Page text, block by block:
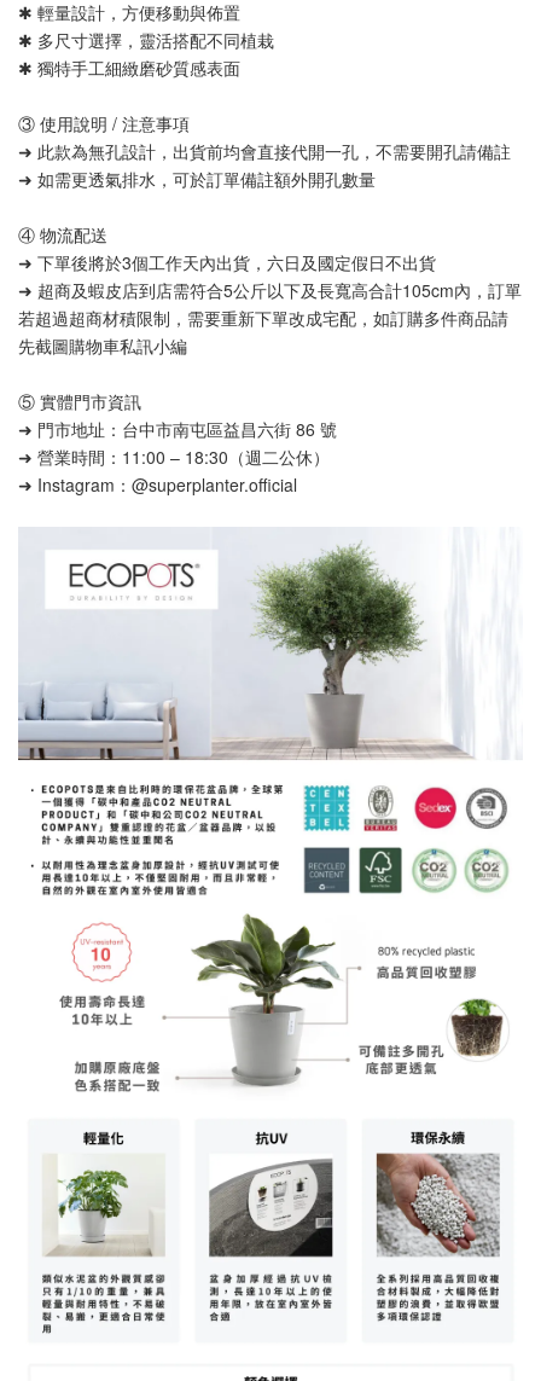
✱ 輕量設計，方便移動與佈置
✱ 多尺寸選擇，靈活搭配不同植栽
✱ 獨特手工細緻磨砂質感表面
③ 使用說明 / 注意事項
➜ 此款為無孔設計，出貨前均會直接代開一孔，不需要開孔請備註
➜ 如需更透氣排水，可於訂單備註額外開孔數量
④ 物流配送
➜ 下單後將於3個工作天內出貨，六日及國定假日不出貨
➜ 超商及蝦皮店到店需符合5公斤以下及長寬高合計105cm內，訂單
若超過超商材積限制，需要重新下單改成宅配，如訂購多件商品請
先截圖購物車私訊小編
⑤ 實體門市資訊
➜ 門市地址：台中市南屯區益昌六街 86 號
➜ 營業時間：11:00 – 18:30（週二公休）
➜ Instagram：@superplanter.official